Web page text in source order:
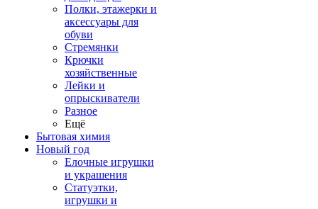
Полки, этажерки и
аксессуары для
обуви
Стремянки
Крючки
хозяйственные
Лейки и
опрыскиватели
Разное
Ещё
Бытовая химия
Новый год
Елочные игрушки
и украшения
Статуэтки,
игрушки и